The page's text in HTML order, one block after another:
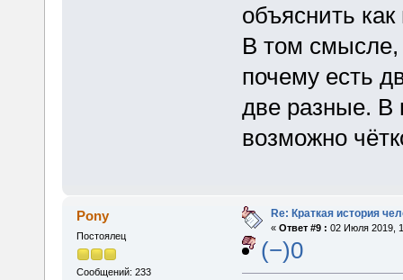
объяснить
В том смысле,
почему есть
две разные. В
возможно
Pony
Постоялец
Сообщений: 233
Re: Краткая история
« Ответ #9 : 02 Июля 2019,
(−)0